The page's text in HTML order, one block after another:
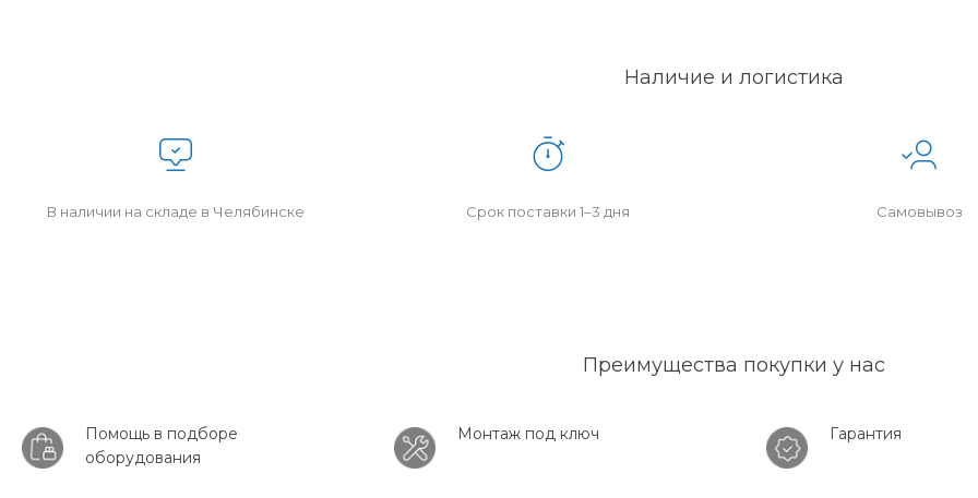
Наличие и логистика
В наличии на складе в Челябинске Срок поставки 1–3 дня Самовывоз
Преимущества покупки у нас
Помощь в подборе
оборудования
Монтаж под ключ Гарантия